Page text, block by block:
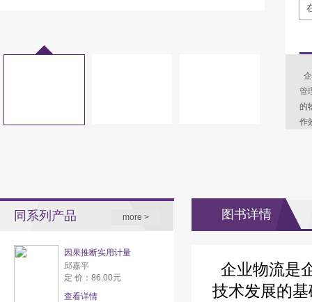
管
的
作
同系列产品 more >
因果推断实用计量
邱嘉平
定 价：86.00元
查看详情
图书详情
企业物流是
技术发展的